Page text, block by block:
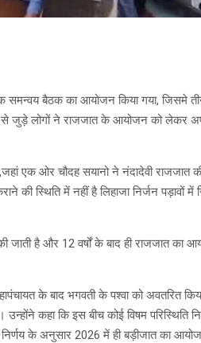
बैठक का आयोजन किया गया, जिसमे
से जुड़े लोगों ने राजजात के आयोजन को लेकर
एक ओर चौदह सयानो ने नंदादेवी राजजात
स्थिति में नहीं है लिहाजा निर्जन पड़ावों में
जाती है और 12 वर्षों के बाद ही राजजात का
के बाद भगवती के पश्वा को अवतरित
कहा कि इस बीच कोई विषम परिस्थिति
निर्णय के अनुसार 2026 में ही बड़ीजात का